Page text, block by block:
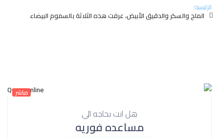
الرئيسيه
الملح والسكر والدقيق الأبيض، عرفت هذه الثلاثة بالسموم البيضاء
مباشر
هل انت بحاجه الي
مساعده فوريه